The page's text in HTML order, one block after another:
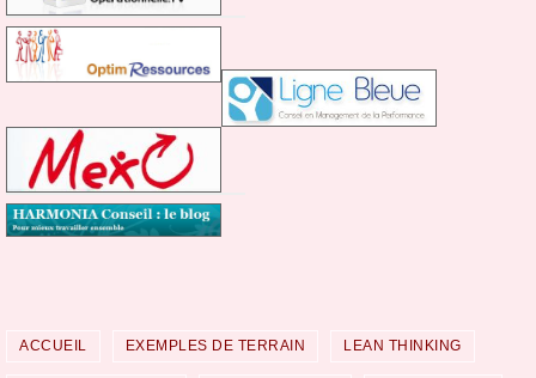
ACCUEIL EXEMPLES DE TERRAIN LEAN THINKING